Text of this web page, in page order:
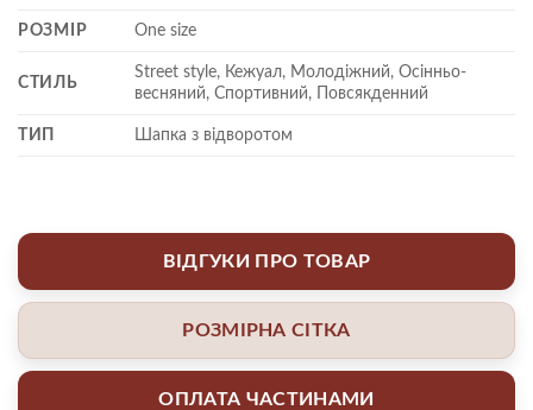
РОЗМІР One size
СТИЛЬ
Street style, Кежуал, Молодіжний, Осінньо-
весняний, Спортивний, Повсякденний
ТИП Шапка з відворотом
ВІДГУКИ ПРО ТОВАР
РОЗМІРНА СІТКА
ОПЛАТА ЧАСТИНАМИ